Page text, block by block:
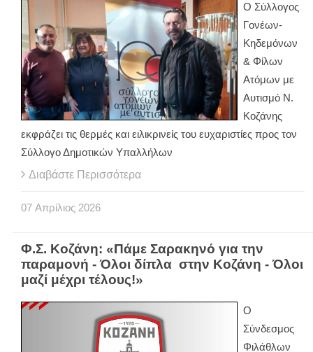
Ο Σύλλογος
Γονέων-
Κηδεμόνων
& Φίλων
Ατόμων με
Αυτισμό Ν.
Κοζάνης
εκφράζει τις θερμές και ειλικρινείς του ευχαριστίες προς τον
Σύλλογο Δημοτικών Υπαλλήλων
Διαβάστε Περισσότερα
07 Απρίλιος 2026
Φ.Σ. Κοζάνη: «Πάμε Σαρακηνό για την
παραμονή - Όλοι δίπλα στην Κοζάνη - Όλοι
μαζί μέχρι τέλους!»
Ο
Σύνδεσμος
Φιλάθλων